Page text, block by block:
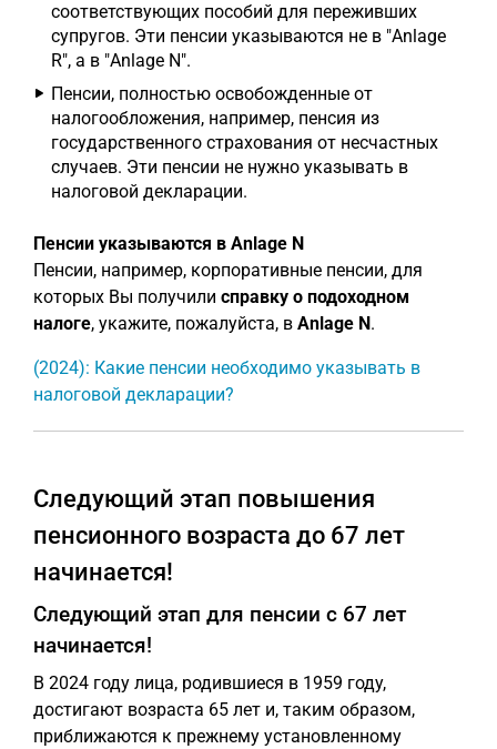
соответствующих пособий для переживших
супругов. Эти пенсии указываются не в "Anlage
R", а в "Anlage N".
Пенсии, полностью освобожденные от
налогообложения, например, пенсия из
государственного страхования от несчастных
случаев. Эти пенсии не нужно указывать в
налоговой декларации.
Пенсии указываются в Anlage N
Пенсии, например, корпоративные пенсии, для
которых Вы получили справку о подоходном
налоге, укажите, пожалуйста, в Anlage N.
(2024): Какие пенсии необходимо указывать в
налоговой декларации?
Следующий этап повышения
пенсионного возраста до 67 лет
начинается!
Следующий этап для пенсии с 67 лет
начинается!
В 2024 году лица, родившиеся в 1959 году,
достигают возраста 65 лет и, таким образом,
приближаются к прежнему установленному